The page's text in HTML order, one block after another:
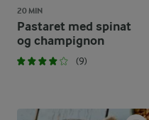
20 MIN
Pastaret med spinat
og champignon
(9)